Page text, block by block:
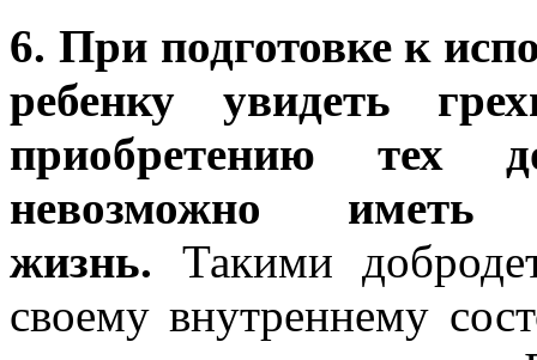
6. При подготовке к
ребенку увидеть
приобретению тех
невозможно иметь
жизнь. Такими
своему внутреннему